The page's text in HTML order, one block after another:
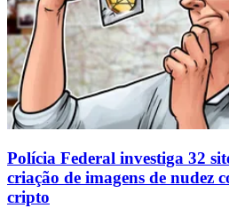
Polícia Federal investiga 32
criação de imagens de nudez
cripto